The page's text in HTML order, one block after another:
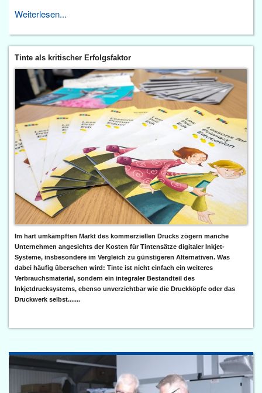
Weiterlesen...
Tinte als kritischer Erfolgsfaktor
Im hart umkämpften Markt des kommerziellen Drucks zögern manche
Unternehmen angesichts der Kosten für Tintensätze digitaler Inkjet-
Systeme, insbesondere im Vergleich zu günstigeren Alternativen. Was
dabei häufig übersehen wird: Tinte ist nicht einfach ein weiteres
Verbrauchsmaterial, sondern ein integraler Bestandteil des
Inkjetdrucksystems, ebenso unverzichtbar wie die Druckköpfe oder das
Druckwerk selbst.......